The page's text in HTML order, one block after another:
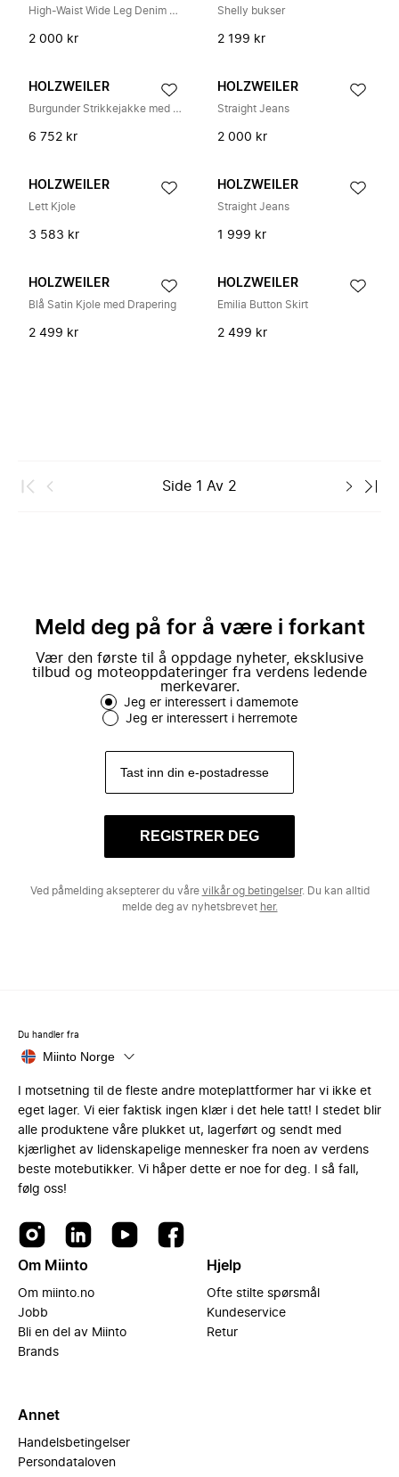
High-Waist Wide Leg Denim Jeans
2 000 kr
Shelly bukser
2 199 kr
HOLZWEILER
Burgunder Strikkejakke med Glidelås
6 752 kr
HOLZWEILER
Straight Jeans
2 000 kr
HOLZWEILER
Lett Kjole
3 583 kr
HOLZWEILER
Straight Jeans
1 999 kr
HOLZWEILER
Blå Satin Kjole med Drapering
2 499 kr
HOLZWEILER
Emilia Button Skirt
2 499 kr
Side 1 Av 2
Meld deg på for å være i forkant
Vær den første til å oppdage nyheter, eksklusive
tilbud og moteoppdateringer fra verdens ledende
merkevarer.
Jeg er interessert i damemote
Jeg er interessert i herremote
REGISTRER DEG
Ved påmelding aksepterer du våre vilkår og betingelser. Du kan alltid
melde deg av nyhetsbrevet her.
Du handler fra
Miinto Norge
I motsetning til de fleste andre moteplattformer har vi ikke et
eget lager. Vi eier faktisk ingen klær i det hele tatt! I stedet blir
alle produktene våre plukket ut, lagerført og sendt med
kjærlighet av lidenskapelige mennesker fra noen av verdens
beste motebutikker. Vi håper dette er noe for deg. I så fall,
følg oss!
Om Miinto
Om miinto.no
Jobb
Bli en del av Miinto
Brands
Hjelp
Ofte stilte spørsmål
Kundeservice
Retur
Annet
Handelsbetingelser
Persondataloven